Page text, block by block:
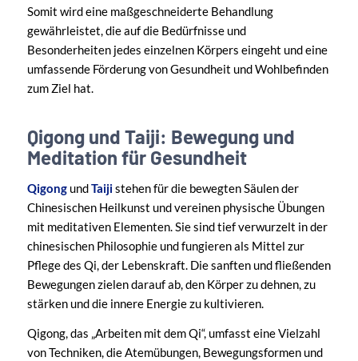
Somit wird eine maßgeschneiderte Behandlung
gewährleistet, die auf die Bedürfnisse und
Besonderheiten jedes einzelnen Körpers eingeht und eine
umfassende Förderung von Gesundheit und Wohlbefinden
zum Ziel hat.
Qigong und Taiji: Bewegung und
Meditation für Gesundheit
QigongundTaijistehen für die bewegten Säulen der
Chinesischen Heilkunst und vereinen physische Übungen
mit meditativen Elementen. Sie sind tief verwurzelt in der
chinesischen Philosophie und fungieren als Mittel zur
Pflege des Qi, der Lebenskraft. Die sanften und fließenden
Bewegungen zielen darauf ab, den Körper zu dehnen, zu
stärken und die innere Energie zu kultivieren.
Qigong, das „Arbeiten mit dem Qi“, umfasst eine Vielzahl
von Techniken, die Atemübungen, Bewegungsformen und